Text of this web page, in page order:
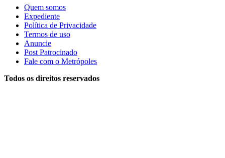
Quem somos
Expediente
Política de Privacidade
Termos de uso
Anuncie
Post Patrocinado
Fale com o Metrópoles
Todos os direitos reservados